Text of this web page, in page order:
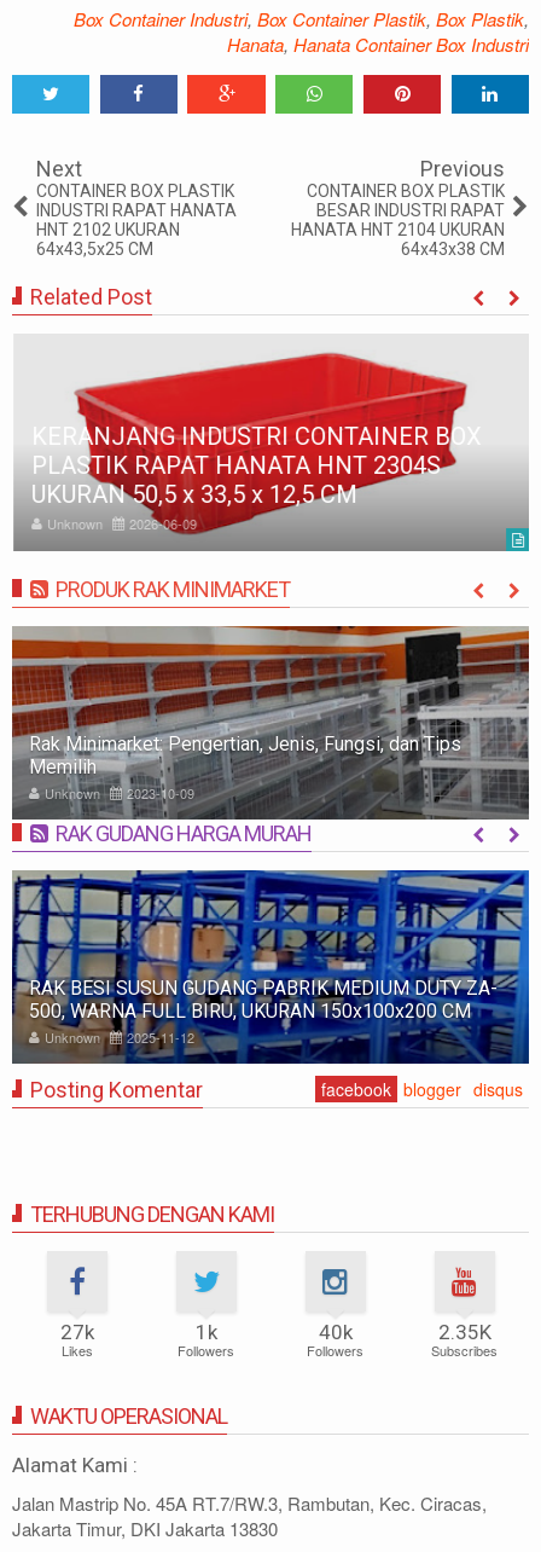
Box Container Industri, Box Container Plastik, Box Plastik,
Hanata, Hanata Container Box Industri
Next
CONTAINER BOX PLASTIK
INDUSTRI RAPAT HANATA
HNT 2102 UKURAN
64x43,5x25 CM
Previous
CONTAINER BOX PLASTIK
BESAR INDUSTRI RAPAT
HANATA HNT 2104 UKURAN
64x43x38 CM
Related Post
KERANJANG INDUSTRI CONTAINER BOX
PLASTIK RAPAT HANATA HNT 2304S
UKURAN 50,5 x 33,5 x 12,5 CM
Unknown 2026-06-09
PRODUK RAK MINIMARKET MORE
Rak Minimarket: Pengertian, Jenis, Fungsi, dan Tips
Memilih
Unknown 2023-10-09
RAK GUDANG HARGA MURAH MORE
RAK BESI SUSUN GUDANG PABRIK MEDIUM DUTY ZA-
500, WARNA FULL BIRU, UKURAN 150x100x200 CM
Unknown 2025-11-12
Posting Komentar facebook blogger disqus
TERHUBUNG DENGAN KAMI
27k
Likes
1k
Followers
40k
Followers
2.35K
Subscribes
WAKTU OPERASIONAL
Alamat Kami :
Jalan Mastrip No. 45A RT.7/RW.3, Rambutan, Kec. Ciracas,
Jakarta Timur, DKI Jakarta 13830